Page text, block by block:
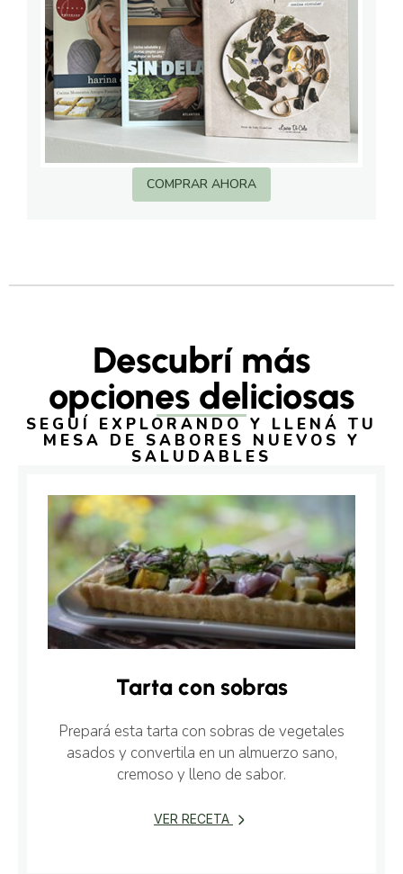
COMPRAR AHORA
Descubrí más
opciones deliciosas
SEGUÍ EXPLORANDO Y LLENÁ TU
MESA DE SABORES NUEVOS Y
SALUDABLES
Tarta con sobras
Prepará esta tarta con sobras de vegetales
asados y convertila en un almuerzo sano,
cremoso y lleno de sabor.
VER RECETA